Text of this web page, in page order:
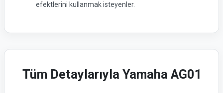
efektlerini kullanmak isteyenler.
Tüm Detaylarıyla Yamaha AG01